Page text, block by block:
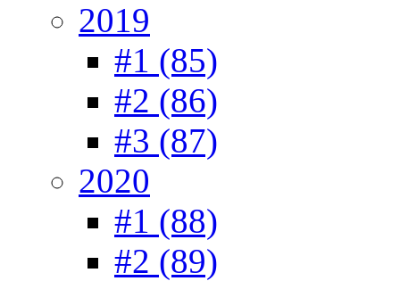
2019
#1 (85)
#2 (86)
#3 (87)
2020
#1 (88)
#2 (89)